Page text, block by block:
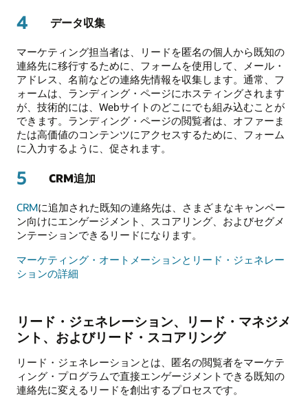
4 データ収集
マーケティング担当者は、リードを匿名の個人から既知の
連絡先に移行するために、フォームを使用して、メール・
アドレス、名前などの連絡先情報を収集します。通常、フ
ォームは、ランディング・ページにホスティングされます
が、技術的には、Webサイトのどこにでも組み込むことが
できます。ランディング・ページの閲覧者は、オファーま
たは高価値のコンテンツにアクセスするために、フォーム
に入力するように、促されます。
5 CRM追加
CRMに追加された既知の連絡先は、さまざまなキャンペー
ン向けにエンゲージメント、スコアリング、およびセグメ
ンテーションできるリードになります。
マーケティング・オートメーションとリード・ジェネレー
ションの詳細
リード・ジェネレーション、リード・マネジメ
ント、およびリード・スコアリング
リード・ジェネレーションとは、匿名の閲覧者をマーケテ
ィング・プログラムで直接エンゲージメントできる既知の
連絡先に変えるリードを創出するプロセスです。